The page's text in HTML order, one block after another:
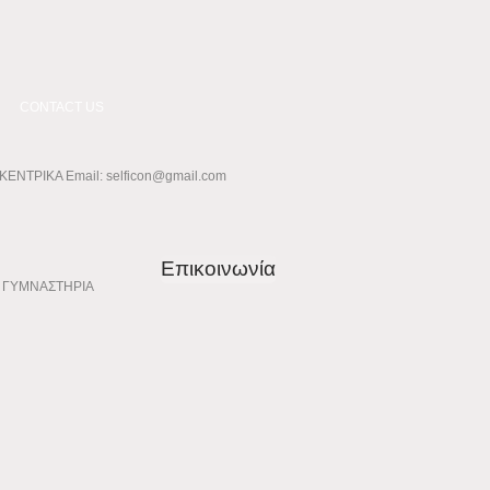
ΚΕΝΤΡΙΚΑ Email: selficon@gmail.com
ΓΥΜΝΑΣΤΗΡΙΑ
Επικοινωνία